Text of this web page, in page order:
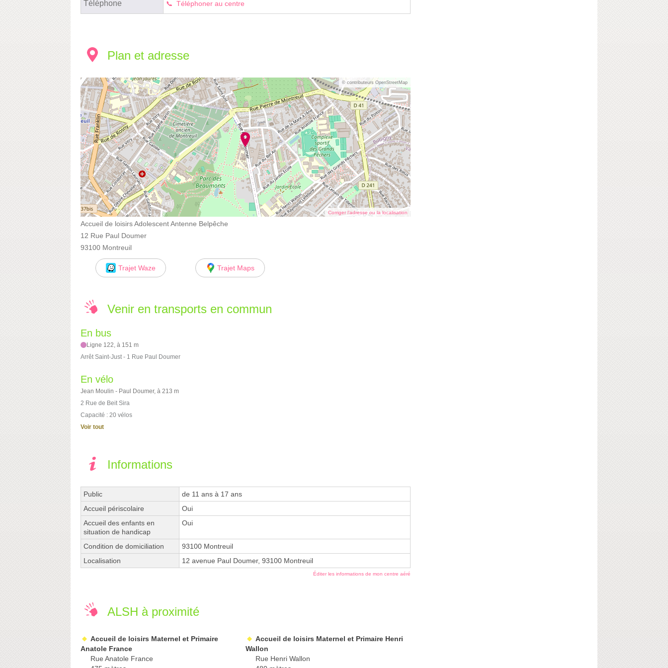
Téléphone Téléphoner au centre
Plan et adresse
© contributeurs OpenStreetMap
Corriger l’adresse ou la localisation
Accueil de loisirs Adolescent Antenne Belpêche
12 Rue Paul Doumer
93100 Montreuil
Trajet Waze Trajet Maps
Venir en transports en commun
En bus
Ligne 122, à 151 m
Arrêt Saint-Just - 1 Rue Paul Doumer
En vélo
Jean Moulin - Paul Doumer, à 213 m
2 Rue de Beit Sira
Capacité : 20 vélos
Voir tout
Informations
Public
de 11 ans à 17 ans
Accueil périscolaire
Oui
Accueil des enfants en
situation de handicap
Oui
Condition de domiciliation
93100 Montreuil
Localisation
12 avenue Paul Doumer, 93100 Montreuil
Éditer les informations de mon centre aéré
ALSH à proximité
Accueil de loisirs Maternel et Primaire
Anatole France
Rue Anatole France
Accueil de loisirs Maternel et Primaire Henri
Wallon
Rue Henri Wallon